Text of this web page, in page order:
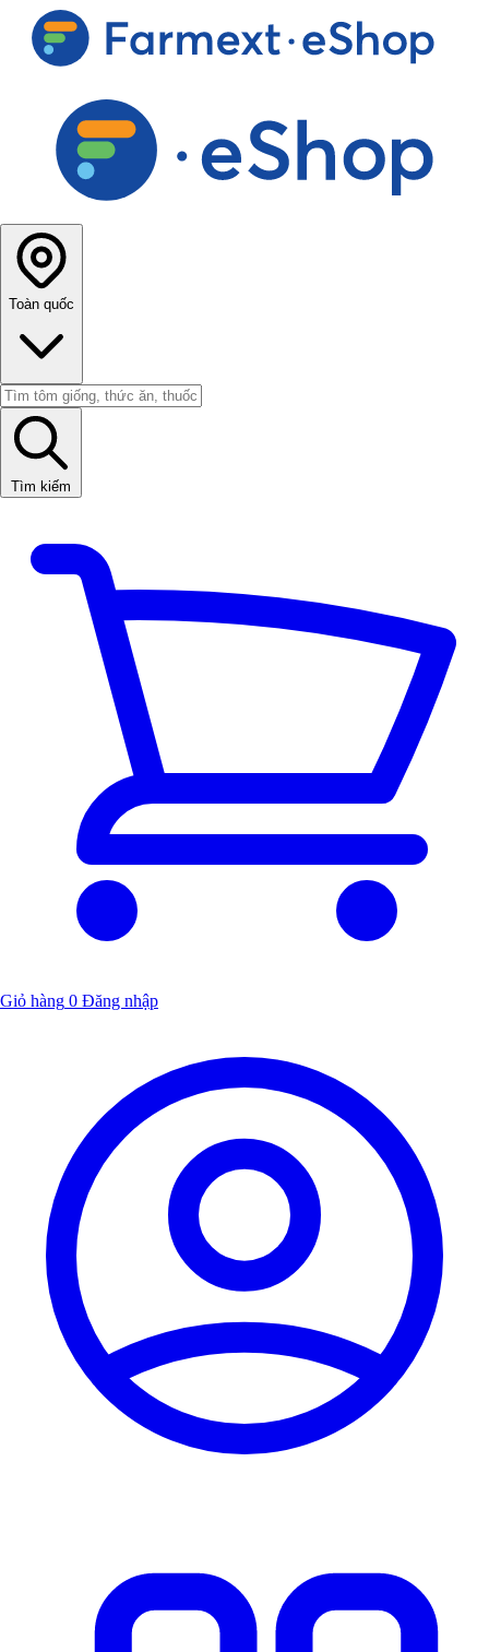
Toàn quốc
Tìm kiếm
Giỏ hàng 0 Đăng nhập